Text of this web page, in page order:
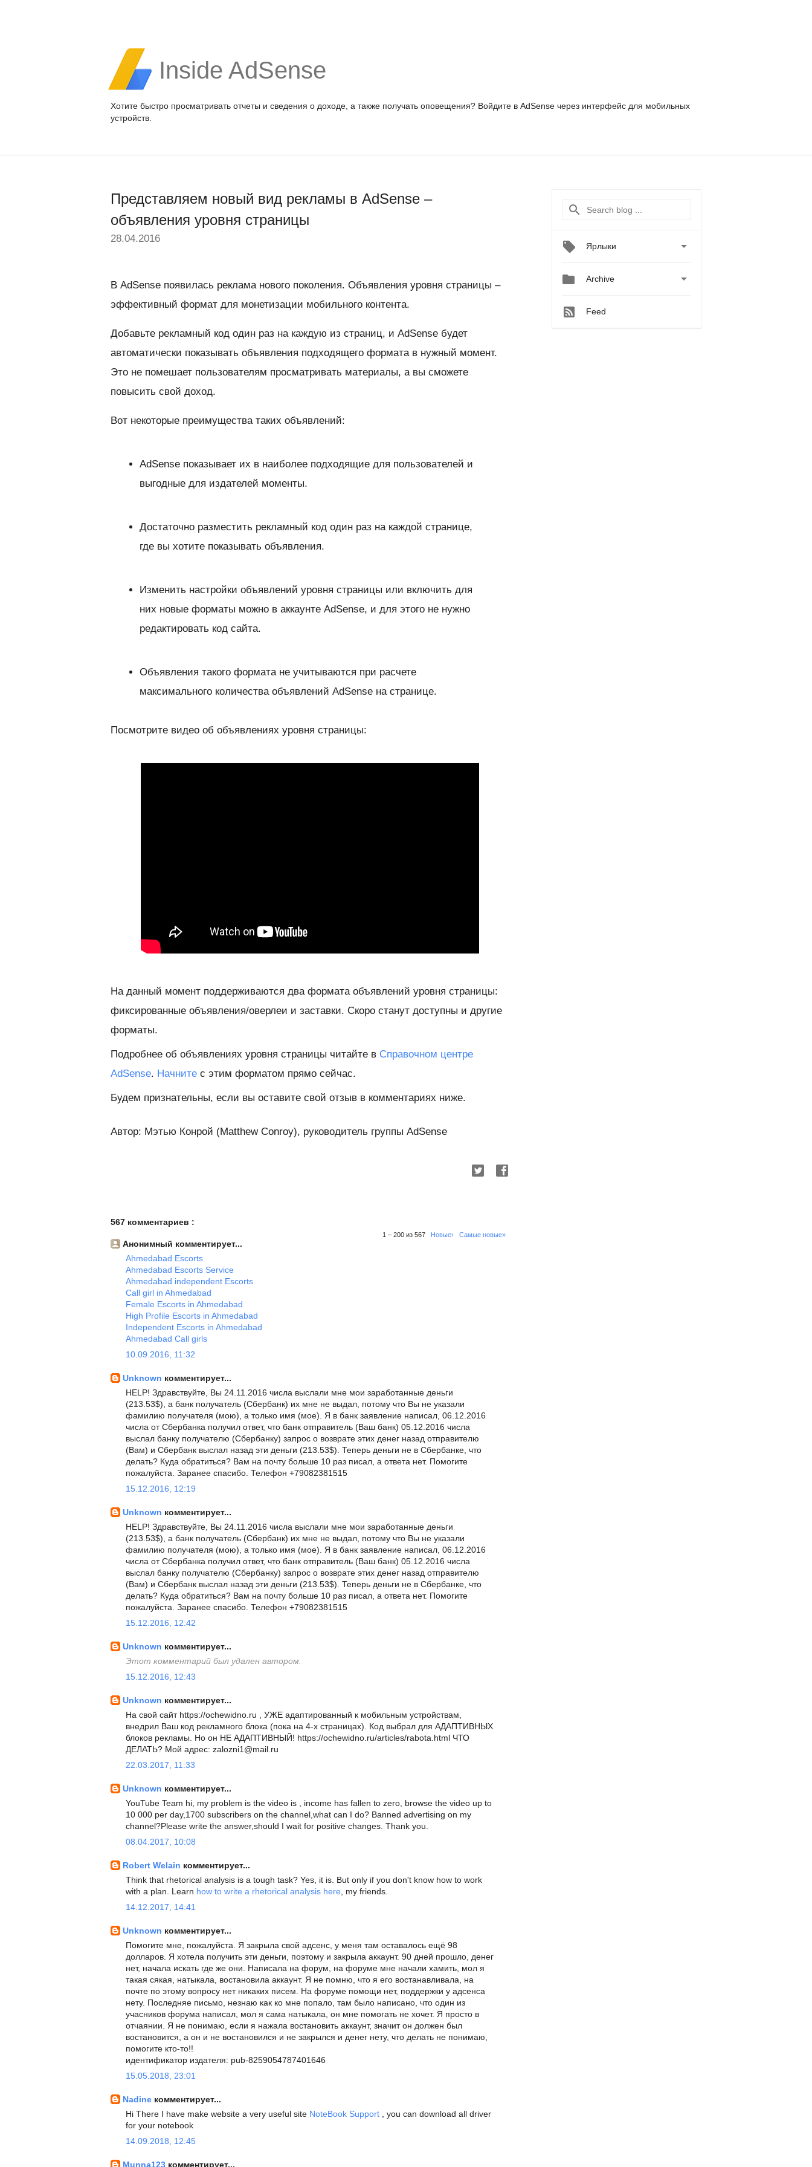
Inside AdSense
Хотите быстро просматривать отчеты и сведения о доходе, а также получать оповещения? Войдите в AdSense через интерфейс для мобильных
устройств.
Представляем новый вид рекламы в AdSense –
объявления уровня страницы
28.04.2016
В AdSense появилась реклама нового поколения. Объявления уровня страницы –
эффективный формат для монетизации мобильного контента.
Добавьте рекламный код один раз на каждую из страниц, и AdSense будет
автоматически показывать объявления подходящего формата в нужный момент.
Это не помешает пользователям просматривать материалы, а вы сможете
повысить свой доход.
Вот некоторые преимущества таких объявлений:
AdSense показывает их в наиболее подходящие для пользователей и
выгодные для издателей моменты.
Достаточно разместить рекламный код один раз на каждой странице,
где вы хотите показывать объявления.
Изменить настройки объявлений уровня страницы или включить для
них новые форматы можно в аккаунте AdSense, и для этого не нужно
редактировать код сайта.
Объявления такого формата не учитываются при расчете
максимального количества объявлений AdSense на странице.
Посмотрите видео об объявлениях уровня страницы:
На данный момент поддерживаются два формата объявлений уровня страницы:
фиксированные объявления/оверлеи и заставки. Скоро станут доступны и другие
форматы.
Подробнее об объявлениях уровня страницы читайте в Справочном центре
AdSense. Начните с этим форматом прямо сейчас.
Будем признательны, если вы оставите свой отзыв в комментариях ниже.
Автор: Мэтью Конрой (Matthew Conroy), руководитель группы AdSense
567 комментариев :
1 – 200 из 567 Новые› Самые новые»
Анонимный комментирует...
Ahmedabad Escorts
Ahmedabad Escorts Service
Ahmedabad independent Escorts
Call girl in Ahmedabad
Female Escorts in Ahmedabad
High Profile Escorts in Ahmedabad
Independent Escorts in Ahmedabad
Ahmedabad Call girls
10.09.2016, 11:32
Unknown комментирует...
HELP! Здравствуйте, Вы 24.11.2016 числа выслали мне мои заработанные деньги
(213.53$), а банк получатель (Сбербанк) их мне не выдал, потому что Вы не указали
фамилию получателя (мою), а только имя (мое). Я в банк заявление написал, 06.12.2016
числа от Сбербанка получил ответ, что банк отправитель (Ваш банк) 05.12.2016 числа
выслал банку получателю (Сбербанку) запрос о возврате этих денег назад отправителю
(Вам) и Сбербанк выслал назад эти деньги (213.53$). Теперь деньги не в Сбербанке, что
делать? Куда обратиться? Вам на почту больше 10 раз писал, а ответа нет. Помогите
пожалуйста. Заранее спасибо. Телефон +79082381515
15.12.2016, 12:19
Unknown комментирует...
HELP! Здравствуйте, Вы 24.11.2016 числа выслали мне мои заработанные деньги
(213.53$), а банк получатель (Сбербанк) их мне не выдал, потому что Вы не указали
фамилию получателя (мою), а только имя (мое). Я в банк заявление написал, 06.12.2016
числа от Сбербанка получил ответ, что банк отправитель (Ваш банк) 05.12.2016 числа
выслал банку получателю (Сбербанку) запрос о возврате этих денег назад отправителю
(Вам) и Сбербанк выслал назад эти деньги (213.53$). Теперь деньги не в Сбербанке, что
делать? Куда обратиться? Вам на почту больше 10 раз писал, а ответа нет. Помогите
пожалуйста. Заранее спасибо. Телефон +79082381515
15.12.2016, 12:42
Unknown комментирует...
Этот комментарий был удален автором.
15.12.2016, 12:43
Unknown комментирует...
На свой сайт https://ochewidno.ru , УЖЕ адаптированный к мобильным устройствам,
внедрил Ваш код рекламного блока (пока на 4-х страницах). Код выбрал для АДАПТИВНЫХ
блоков рекламы. Но он НЕ АДАПТИВНЫЙ! https://ochewidno.ru/articles/rabota.html ЧТО
ДЕЛАТЬ? Мой адрес: zalozni1@mail.ru
22.03.2017, 11:33
Unknown комментирует...
YouTube Team hi, my problem is the video is , income has fallen to zero, browse the video up to
10 000 per day,1700 subscribers on the channel,what can I do? Banned advertising on my
channel?Please write the answer,should I wait for positive changes. Thank you.
08.04.2017, 10:08
Robert Welain комментирует...
Think that rhetorical analysis is a tough task? Yes, it is. But only if you don't know how to work
with a plan. Learn how to write a rhetorical analysis here , my friends.
14.12.2017, 14:41
Unknown комментирует...
Помогите мне, пожалуйста. Я закрыла свой адсенс, у меня там оставалось ещё 98
долларов. Я хотела получить эти деньги, поэтому и закрыла аккаунт. 90 дней прошло, денег
нет, начала искать где же они. Написала на форум, на форуме мне начали хамить, мол я
такая сякая, натыкала, востановила аккаунт. Я не помню, что я его востанавливала, на
почте по этому вопросу нет никаких писем. На форуме помощи нет, поддержки у адсенса
нету. Последняе письмо, незнаю как ко мне попало, там было написано, что один из
учасников форума написал, мол я сама натыкала, он мне помогать не хочет. Я просто в
отчаянии. Я не понимаю, если я нажала востановить аккаунт, значит он должен был
востановится, а он и не востановился и не закрылся и денег нету, что делать не понимаю,
помогите кто-то!!
идентификатор издателя: pub-8259054787401646
15.05.2018, 23:01
Nadine комментирует...
Hi There I have make website a very useful site NoteBook Support , you can download all driver
for your notebook
14.09.2018, 12:45
Munna123 комментирует...
Ярлыки 
 Archive 
Feed